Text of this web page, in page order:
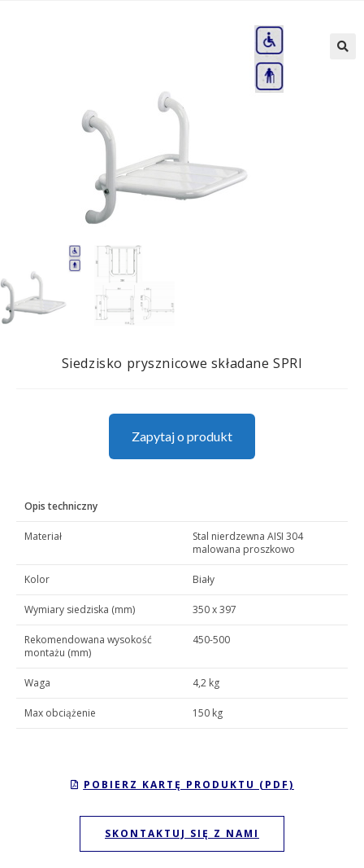
Siedzisko prysznicowe składane SPRI
Zapytaj o produkt
Opis techniczny
Materiał
Stal nierdzewna AISI 304
malowana proszkowo
Kolor Biały
Wymiary siedziska (mm) 350 x 397
Rekomendowana wysokość
montażu (mm)
450-500
Waga 4,2 kg
Max obciążenie 150 kg
POBIERZ KARTĘ PRODUKTU (PDF)
SKONTAKTUJ SIĘ Z NAMI